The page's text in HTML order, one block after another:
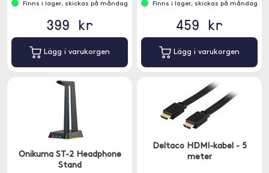
Finns i lager, skickas på måndag
399 kr
Lägg i varukorgen
Finns i lager, skickas på måndag
459 kr
Lägg i varukorgen
Onikuma ST-2 Headphone
Stand
Deltaco HDMI-kabel - 5
meter